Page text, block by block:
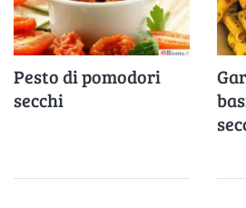
Pesto di pomodori
secchi